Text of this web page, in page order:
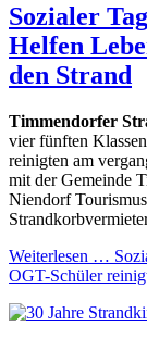
Sozialer
Helfen
den Strand
Timmendorfer
vier fünften
reinigten am
mit der Gemeinde
Niendorf
Weiterlesen …
OGT-Schüler